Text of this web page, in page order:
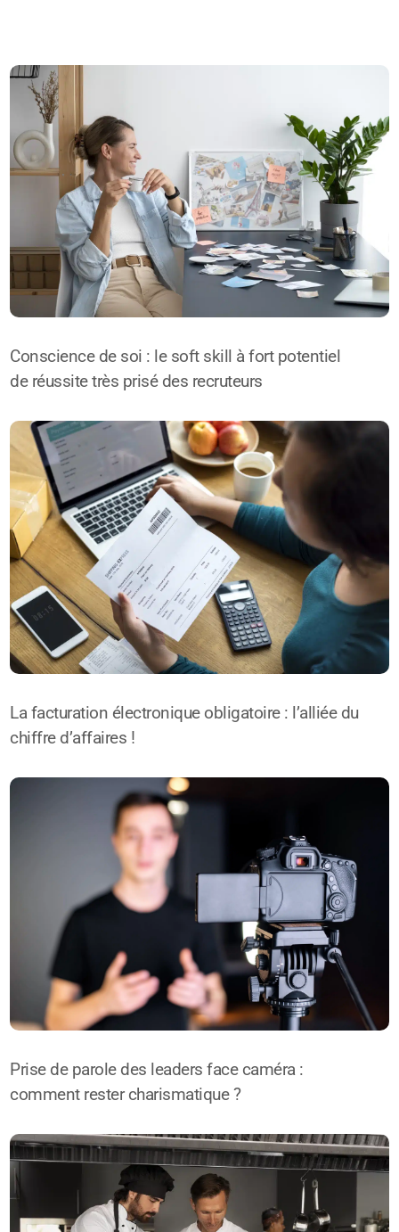
Conscience de soi : le soft skill à fort potentiel
de réussite très prisé des recruteurs
La facturation électronique obligatoire : l’alliée du
chiffre d’affaires !
Prise de parole des leaders face caméra :
comment rester charismatique ?